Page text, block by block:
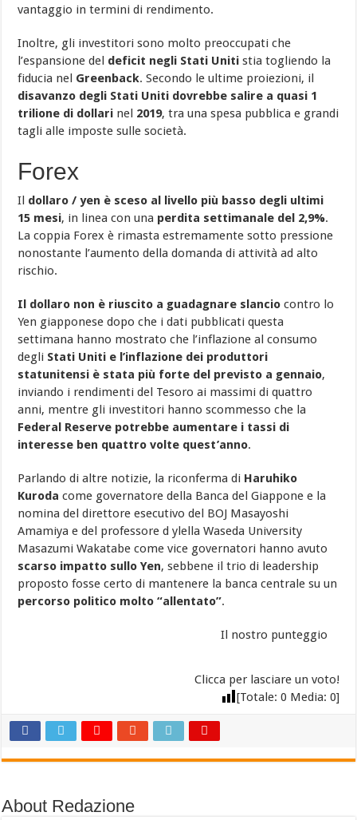
vantaggio in termini di rendimento.
Inoltre, gli investitori sono molto preoccupati che
l’espansione del deficit negli Stati Uniti stia togliendo la
fiducia nel Greenback. Secondo le ultime proiezioni, il
disavanzo degli Stati Uniti dovrebbe salire a quasi 1
trilione di dollari nel 2019, tra una spesa pubblica e grandi
tagli alle imposte sulle società.
Forex
Il dollaro / yen è sceso al livello più basso degli ultimi
15 mesi, in linea con una perdita settimanale del 2,9%.
La coppia Forex è rimasta estremamente sotto pressione
nonostante l’aumento della domanda di attività ad alto
rischio.
Il dollaro non è riuscito a guadagnare slancio contro lo
Yen giapponese dopo che i dati pubblicati questa
settimana hanno mostrato che l’inflazione al consumo
degli Stati Uniti e l’inflazione dei produttori
statunitensi è stata più forte del previsto a gennaio,
inviando i rendimenti del Tesoro ai massimi di quattro
anni, mentre gli investitori hanno scommesso che la
Federal Reserve potrebbe aumentare i tassi di
interesse ben quattro volte quest’anno.
Parlando di altre notizie, la riconferma di Haruhiko
Kuroda come governatore della Banca del Giappone e la
nomina del direttore esecutivo del BOJ Masayoshi
Amamiya e del professore d ylella Waseda University
Masazumi Wakatabe come vice governatori hanno avuto
scarso impatto sullo Yen, sebbene il trio di leadership
proposto fosse certo di mantenere la banca centrale su un
percorso politico molto “allentato”.
Il nostro punteggio
Clicca per lasciare un voto!
[Totale: 0 Media: 0]
About Redazione